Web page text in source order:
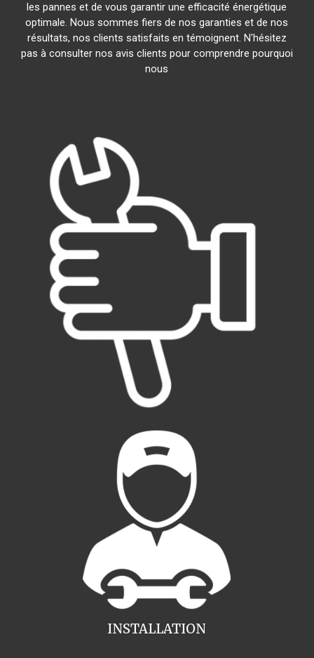
les pannes et de vous garantir une efficacité énergétique
optimale. Nous sommes fiers de nos garanties et de nos
résultats, nos clients satisfaits en témoignent. N'hésitez
pas à consulter nos avis clients pour comprendre pourquoi
nous
INSTALLATION